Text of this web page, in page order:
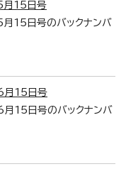
月15日号
15日号のバックナンバ
月15日号
15日号のバックナンバ